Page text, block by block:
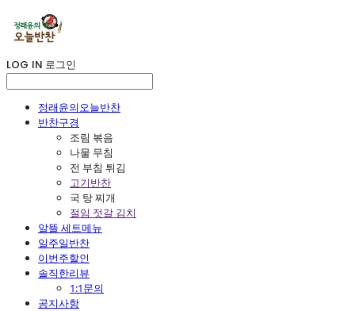
LOG IN 로그인
정래윤의오늘반찬
반찬구경
조림 볶음
나물 무침
전 부침 튀김
고기반찬
국 탕 찌개
절임 젓갈 김치
알뜰 세트메뉴
일주일반찬
이번주할인
솔직한리뷰
1:1문의
공지사항